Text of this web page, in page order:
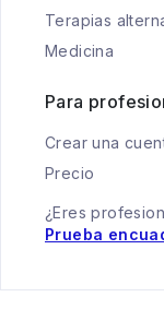
Terapias
Medicina
Para
Crear una
Precio
¿Eres
Prueba